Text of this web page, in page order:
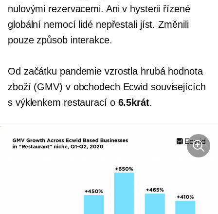
nulovými rezervacemi. Ani v hysterii řízené
globální nemocí lidé nepřestali jíst. Změnili
pouze způsob interakce.
Od začátku pandemie vzrostla hrubá hodnota
zboží (GMV) v obchodech Ecwid souvisejících
s výklenkem restaurací o 6.5krát.